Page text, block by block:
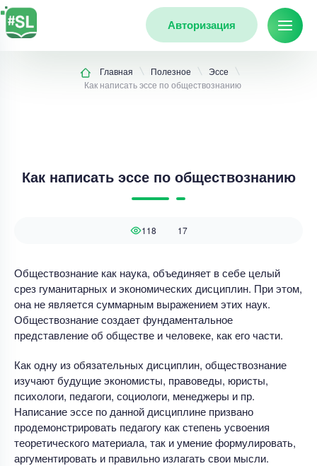
Авторизация
Главная Полезное
Эссе
Как написать эссе по обществознанию
Как написать эссе по обществознанию
118 17
Обществознание как наука, объединяет в себе целый
срез гуманитарных и экономических дисциплин. При этом,
она не является суммарным выражением этих наук.
Обществознание создает фундаментальное
представление об обществе и человеке, как его части.
Как одну из обязательных дисциплин, обществознание
изучают будущие экономисты, правоведы, юристы,
психологи, педагоги, социологи, менеджеры и пр.
Написание эссе по данной дисциплине призвано
продемонстрировать педагогу как степень усвоения
теоретического материала, так и умение формулировать,
аргументировать и правильно излагать свои мысли.